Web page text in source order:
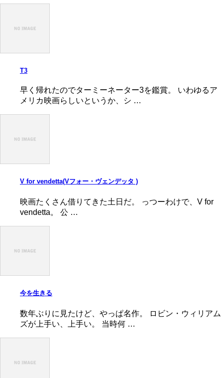
T3
早く帰れたのでターミーネーター3を鑑賞。 いわゆるア
メリカ映画らしいというか、シ …
V for vendetta(Vフォー・ヴェンデッタ )
映画たくさん借りてきた土日だ。 っつーわけで、V for
vendetta。 公 …
今を生きる
数年ぶりに見たけど、やっぱ名作。 ロビン・ウィリアム
ズが上手い、上手い。 当時何 …